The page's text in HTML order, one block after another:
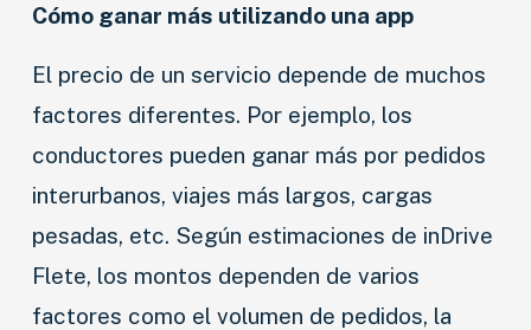
Cómo ganar más utilizando una app
El precio de un servicio depende de muchos
factores diferentes. Por ejemplo, los
conductores pueden ganar más por pedidos
interurbanos, viajes más largos, cargas
pesadas, etc. Según estimaciones de inDrive
Flete, los montos dependen de varios
factores como el volumen de pedidos, la